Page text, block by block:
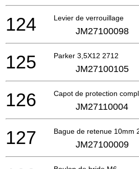
Levier de verrouillage
124 JM27100098
Parker 3,5X12 2712
125 JM27100105
Capot de protection
126 JM27110004
Bague de retenue 10mm
127 JM27100009